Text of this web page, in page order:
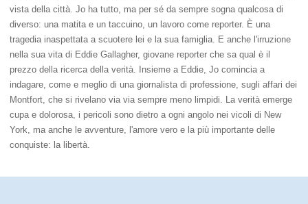
vista della città. Jo ha tutto, ma per sé da sempre sogna qualcosa di
diverso: una matita e un taccuino, un lavoro come reporter. È una
tragedia inaspettata a scuotere lei e la sua famiglia. E anche l'irruzione
nella sua vita di Eddie Gallagher, giovane reporter che sa qual è il
prezzo della ricerca della verità. Insieme a Eddie, Jo comincia a
indagare, come e meglio di una giornalista di professione, sugli affari dei
Montfort, che si rivelano via via sempre meno limpidi. La verità emerge
cupa e dolorosa, i pericoli sono dietro a ogni angolo nei vicoli di New
York, ma anche le avventure, l'amore vero e la più importante delle
conquiste: la libertà.